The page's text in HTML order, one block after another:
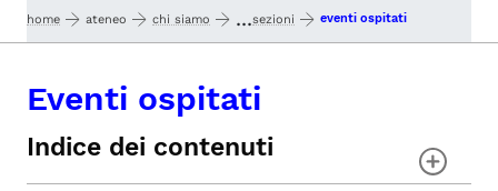
home ateneo chi siamo ...sezioni eventi ospitati
Eventi ospitati
Indice dei contenuti